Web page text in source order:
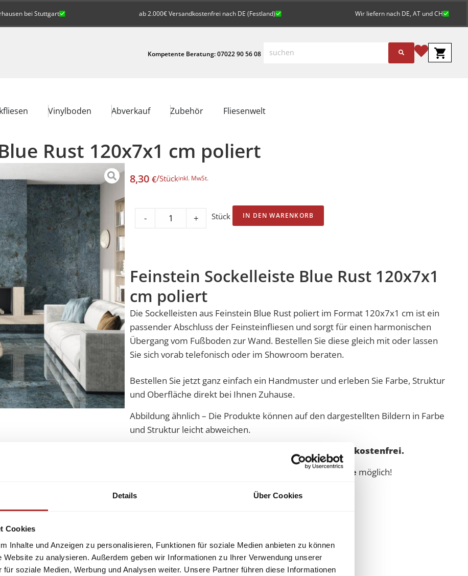
Details Über Cookies
Cookies
Inhalte und Anzeigen zu personalisieren, Funktionen für soziale Medien anbieten zu können
Website zu analysieren. Außerdem geben wir Informationen zu Ihrer Verwendung unserer
für soziale Medien, Werbung und Analysen weiter. Unsere Partner führen diese Informationen
bei Stuttgart ab 2.000€ Versandkostenfrei nach DE (Festland) Wir liefern nach DE, AT und CH
Kompetente Beratung: 07022 90 56 08
Vinylboden Abverkauf Zubehör Fliesenwelt
Rust 120x7x1 cm poliert
gerne.
8,30 €/Stückinkl. MwSt.
- + Stück IN DEN WARENKORB
Feinstein Sockelleiste Blue Rust 120x7x1
cm poliert
Die Sockelleisten aus Feinstein Blue Rust poliert im Format 120x7x1 cm ist ein
passender Abschluss der Feinsteinfliesen und sorgt für einen harmonischen
Übergang vom Fußboden zur Wand. Bestellen Sie diese gleich mit oder lassen
Sie sich vorab telefonisch oder im Showroom beraten.
Bestellen Sie jetzt ganz einfach ein Handmuster und erleben Sie Farbe, Struktur
und Oberfläche direkt bei Ihnen Zuhause.
Abbildung ähnlich – Die Produkte können auf den dargestellten Bildern in Farbe
und Struktur leicht abweichen.
Versand nach Deutschland (Festland) ab 2.000,00€ kostenfrei.
aufAnfrage möglich!
Qualität und Preis garantiert vom Fachhandel.